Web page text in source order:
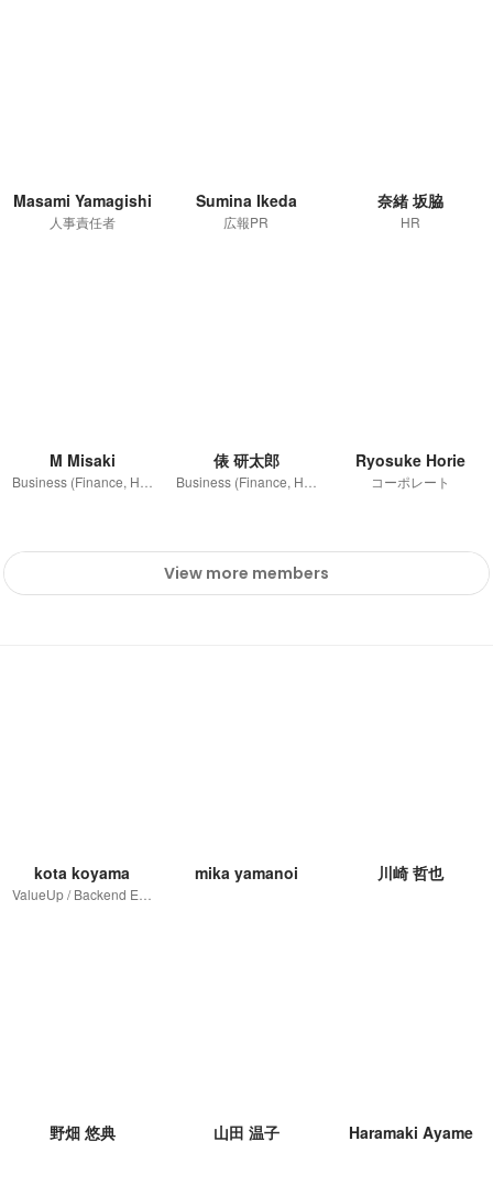
Masami Yamagishi
人事責任者
Sumina Ikeda
広報PR
奈緒 坂脇
HR
M Misaki 俵 研太郎 Ryosuke Horie
コーポレート
View more members
kota koyama mika yamanoi 川崎 哲也
野畑 悠典 山田 温子 Haramaki Ayame